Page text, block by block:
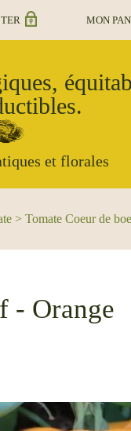
MON
et florales
> Tomate Coeur de
- Orange